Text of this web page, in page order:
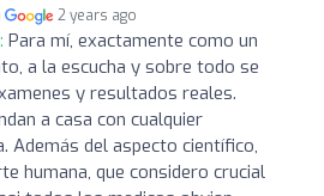
2 years ago
Para mí, exactamente como un
a la escucha y sobre todo se
y resultados reales.
a casa con cualquier
Además del aspecto científico,
humana, que considero crucial